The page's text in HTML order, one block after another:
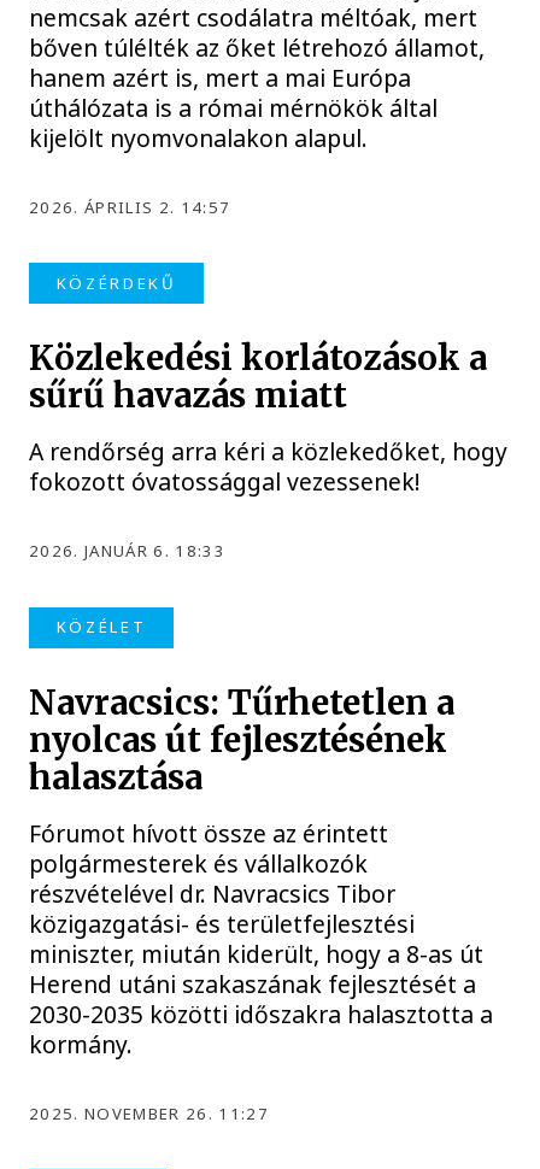
nemcsak azért csodálatra méltóak, mert
bőven túlélték az őket létrehozó államot,
hanem azért is, mert a mai Európa
úthálózata is a római mérnökök által
kijelölt nyomvonalakon alapul.
2026. ÁPRILIS 2. 14:57
KÖZÉRDEKŰ
Közlekedési korlátozások a
sűrű havazás miatt
A rendőrség arra kéri a közlekedőket, hogy
fokozott óvatossággal vezessenek!
2026. JANUÁR 6. 18:33
KÖZÉLET
Navracsics: Tűrhetetlen a
nyolcas út fejlesztésének
halasztása
Fórumot hívott össze az érintett
polgármesterek és vállalkozók
részvételével dr. Navracsics Tibor
közigazgatási- és területfejlesztési
miniszter, miután kiderült, hogy a 8-as út
Herend utáni szakaszának fejlesztését a
2030-2035 közötti időszakra halasztotta a
kormány.
2025. NOVEMBER 26. 11:27